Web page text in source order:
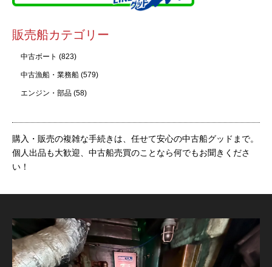
販売船カテゴリー
中古ボート (823)
中古漁船・業務船 (579)
エンジン・部品 (58)
購入・販売の複雑な手続きは、任せて安心の中古船グッドまで。
個人出品も大歓迎、中古船売買のことなら何でもお聞きくださ
い！